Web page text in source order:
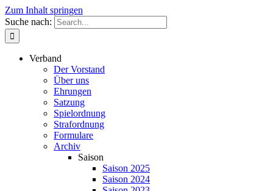
Zum Inhalt springen
Suche nach:
Verband
Der Vorstand
Über uns
Ehrungen
Satzung
Spielordnung
Strafordnung
Formulare
Archiv
Saison
Saison 2025
Saison 2024